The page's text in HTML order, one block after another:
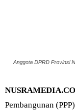
Anggota DPRD Provinsi
Pembangunan